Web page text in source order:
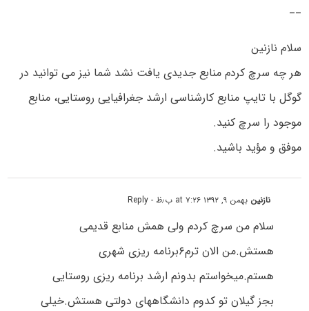
__
سلام نازنین
هر چه سرچ کردم منابع جدیدی یافت نشد شما نیز می توانید در
گوگل با تایپ منابع کارشناسی ارشد جغرافیایی روستایی، منابع
موجود را سرچ کنید.
موفق و مؤید باشید.
نازنین بهمن ۹, ۱۳۹۲ at ۷:۲۶ ب٫ظ - Reply
سلام من سرچ کردم ولی همش منابع قدیمی
هستش.من الان ترم۶برنامه ریزی شهری
هستم.میخواستم بدونم ارشد برنامه ریزی روستایی
بجز گیلان تو کدوم دانشگاههای دولتی هستش.خیلی